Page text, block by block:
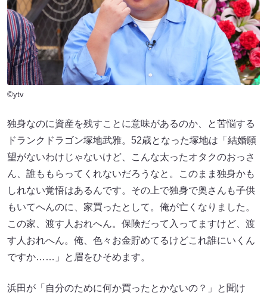
©ytv
独身なのに資産を残すことに意味があるのか、と苦悩する
ドランクドラゴン塚地武雅。52歳となった塚地は「結婚願
望がないわけじゃないけど、こんな太ったオタクのおっさ
ん、誰ももらってくれないだろうなと。このまま独身かも
しれない覚悟はあるんです。その上で独身で奥さんも子供
もいてへんのに、家買ったとして。俺が亡くなりました。
この家、渡す人おれへん。保険だって入ってますけど、渡
す人おれへん。俺、色々お金貯めてるけどこれ誰にいくん
ですか……」と眉をひそめます。
浜田が「自分のために何か買ったとかないの？」と聞け